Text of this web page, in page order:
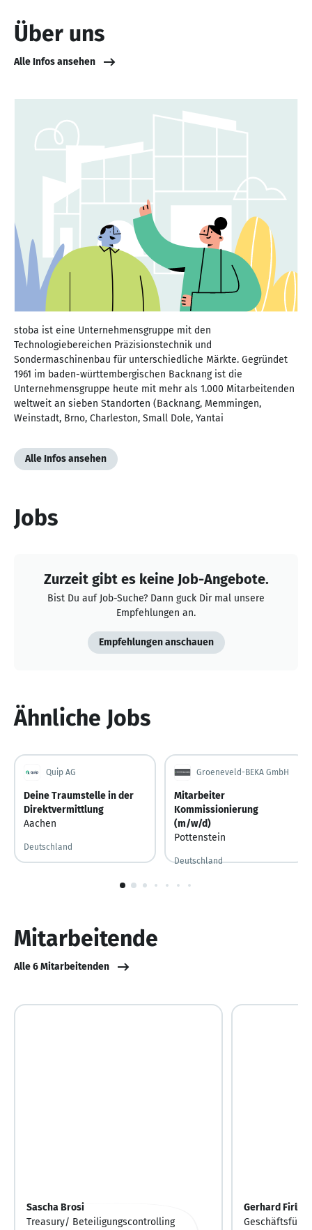
Über uns
Alle Infos ansehen
stoba ist eine Unternehmensgruppe mit den
Technologiebereichen Präzisionstechnik und
Sondermaschinenbau für unterschiedliche Märkte. Gegründet
1961 im baden-württembergischen Backnang ist die
Unternehmensgruppe heute mit mehr als 1.000 Mitarbeitenden
weltweit an sieben Standorten (Backnang, Memmingen,
Weinstadt, Brno, Charleston, Small Dole, Yantai
Alle Infos ansehen
Jobs
Zurzeit gibt es keine Job-Angebote.
Bist Du auf Job-Suche? Dann guck Dir mal unsere
Empfehlungen an.
Empfehlungen anschauen
Ähnliche Jobs
Quip AG
Deine Traumstelle in der
Direktvermittlung
Aachen
Deutschland
Groeneveld-BEKA GmbH
Mitarbeiter
Kommissionierung
(m/w/d)
Pottenstein
Deutschland
Mitarbeitende
Alle 6 Mitarbeitenden
Sascha Brosi
Treasury/ Beteiligungscontrolling
Gerhard